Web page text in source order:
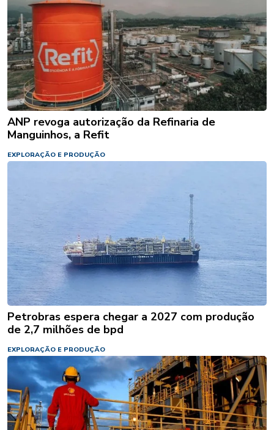
ANP revoga autorização da Refinaria de
Manguinhos, a Refit
EXPLORAÇÃO E PRODUÇÃO
Petrobras espera chegar a 2027 com produção
de 2,7 milhões de bpd
EXPLORAÇÃO E PRODUÇÃO